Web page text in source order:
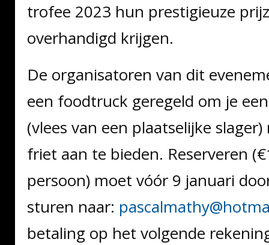
trofee 2023 hun prestigieuze
overhandigd krijgen.
De organisatoren van dit
een foodtruck geregeld om je
(vlees van een plaatselijke
friet aan te bieden. Reserveren
persoon) moet vóór 9 januari
sturen naar:
betaling op het volgende